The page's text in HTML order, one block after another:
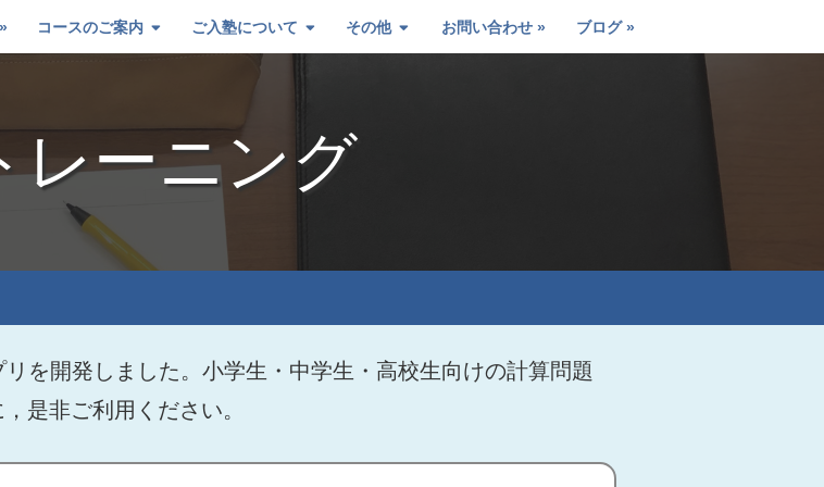
コースのご案内 ご入塾について その他 お問い合わせ ブログ
レーニング
を開発しました。小学生・中学生・高校生向けの計算問題
是非ご利用ください。